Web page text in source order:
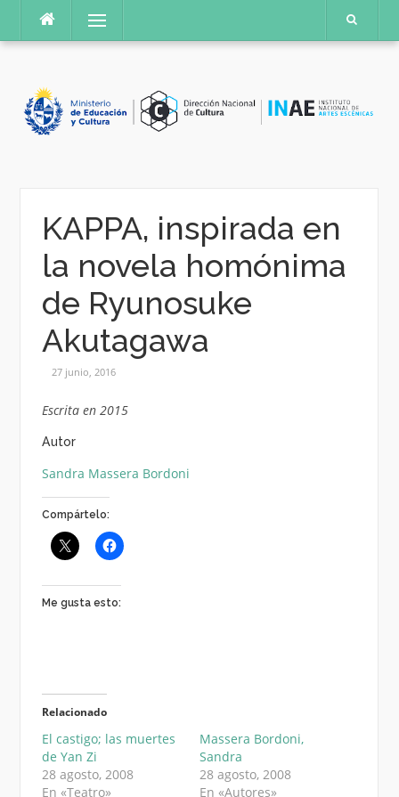
contenido
Menú
KAPPA, inspirada en
la novela homónima
de Ryunosuke
Akutagawa
27 junio, 2016
Escrita en 2015
Autor
Sandra Massera Bordoni
Compártelo:
Me gusta esto:
Relacionado
El castigo; las muertes
de Yan Zi
28 agosto, 2008
En «Teatro»
Massera Bordoni,
Sandra
28 agosto, 2008
En «Autores»